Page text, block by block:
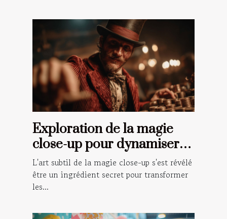
Exploration de la magie
close-up pour dynamiser
vos événements spéciaux
L'art subtil de la magie close-up s'est révélé
être un ingrédient secret pour transformer
les...